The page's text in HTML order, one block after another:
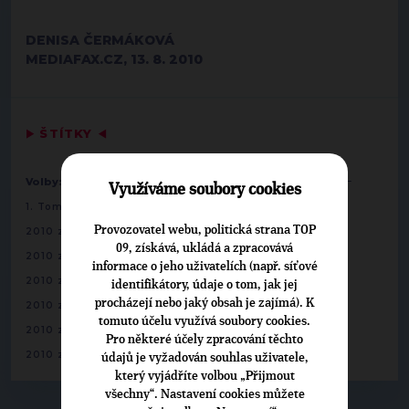
DENISA ČERMÁKOVÁ
MEDIAFAX.CZ, 13. 8. 2010
▶ ŠTÍTKY ◀
Volby: 2010 zastupitelstva obcí - Praha (vol. obvod 7) -
1. Tomáš Hudeček
2010 zastupitelstva obcí-Praha (vol. obvod 1)
2010 zastupitelstva obcí-Praha (vol. obvod 2)
2010 zastupitelstva obcí-Praha (vol. obvod 3)
2010 zastupitelstva obcí-Praha (vol. obvod 4)
2010 zastupitelstva obcí - Praha (vol. obvod 5)
2010 zastupitelstva obcí-Praha (vol. obvod 6)
Využíváme soubory cookies
Provozovatel webu, politická strana TOP
09, získává, ukládá a zpracovává
informace o jeho uživatelích (např. síťové
identifikátory, údaje o tom, jak jej
procházejí nebo jaký obsah je zajímá). K
tomuto účelu využívá soubory cookies.
Pro některé účely zpracování těchto
údajů je vyžadován souhlas uživatele,
který vyjádříte volbou „Přijmout
všechny“. Nastavení cookies můžete